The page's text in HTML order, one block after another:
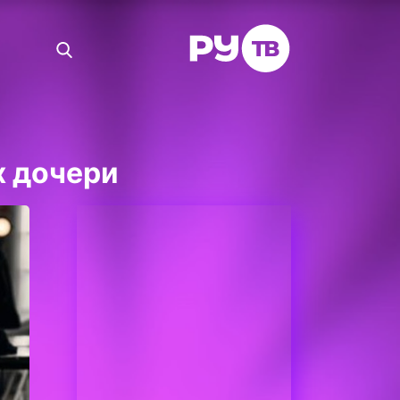
дочери